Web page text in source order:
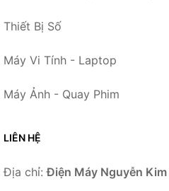
Thiết Bị Số
Máy Vi Tính - Laptop
Máy Ảnh - Quay Phim
LIÊN HỆ
Địa chỉ:Điện Máy Nguyễn Kim